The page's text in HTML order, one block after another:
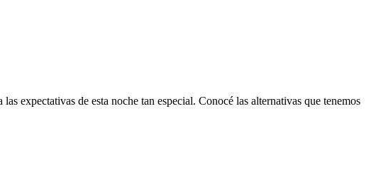
expectativas de esta noche tan especial. Conocé las alternativas que tenemos